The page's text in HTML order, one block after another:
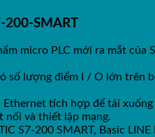
200-SMART
micro PLC mới ra mắt
số lượng điểm I / O lớn trên
Ethernet tích hợp để tải
nối và thiết lập mạng.
S7-200 SMART, Basic